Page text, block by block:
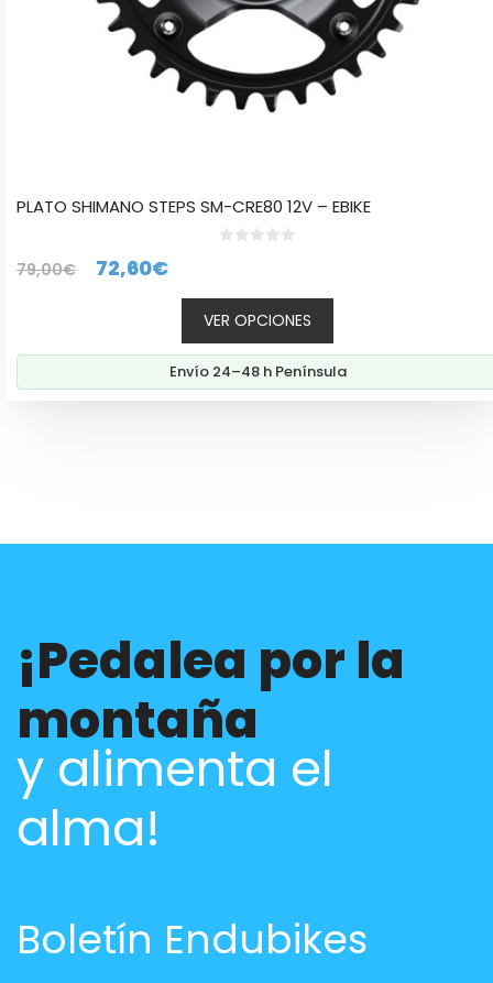
PLATO SHIMANO STEPS SM-CRE80 12V – EBIKE
79,00€
El
era:
79,00€.
72,60€El
precio
actual
es:
72,60€.
VER OPCIONES
Envío 24–48 h Península
¡Pedalea por la
montaña
y alimenta el
alma!
Boletín Endubikes